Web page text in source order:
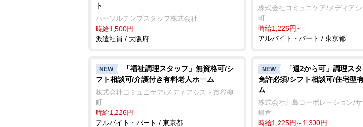
ト
パーソルテンプスタッフ株式会社
時給1,500円
派遣社員 / 大阪府
株式会社コミュニケア/メディア
町
時給1,226円～
アルバイト・パート / 東京都
NEW
「福祉調理スタッフ」無資格可/シ
フト相談可/介護付き有料老人ホーム
株式会社コミュニケア/メディアシスト市谷柳
町
時給1,226円
アルバイト・パート / 東京都
NEW
「週2から可」調理ス
免許必須/シフト相談可/住宅型
ム
株式会社川島コーポレーション/
鎌倉
時給1,225円～1,300円